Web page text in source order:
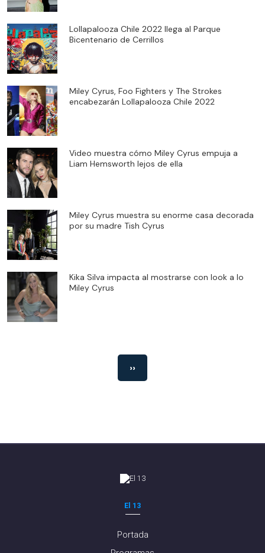
Lollapalooza Chile 2022 llega al Parque
Bicentenario de Cerrillos
Miley Cyrus, Foo Fighters y The Strokes
encabezarán Lollapalooza Chile 2022
Video muestra cómo Miley Cyrus empuja a
Liam Hemsworth lejos de ella
Miley Cyrus muestra su enorme casa decorada
por su madre Tish Cyrus
Kika Silva impacta al mostrarse con look a lo
Miley Cyrus
››
El 13
Portada